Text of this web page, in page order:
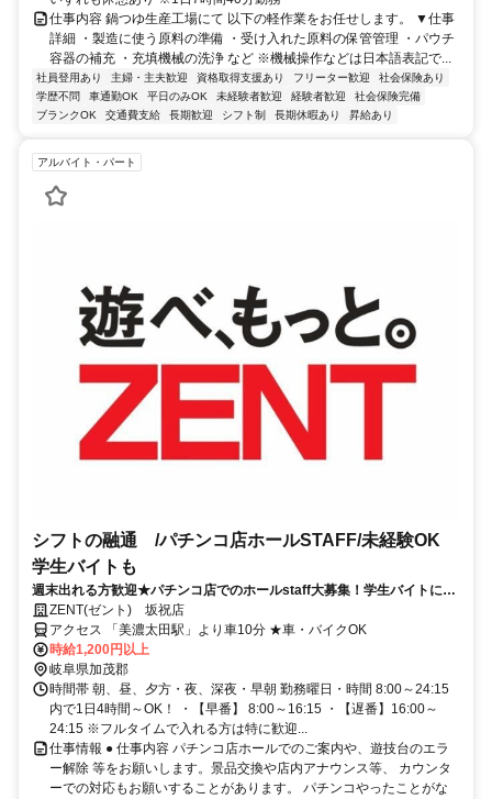
仕事内容 鍋つゆ生産工場にて 以下の軽作業をお任せします。 ▼仕事
詳細 ・製造に使う原料の準備 ・受け入れた原料の保管管理 ・パウチ
容器の補充 ・充填機械の洗浄 など ※機械操作などは日本語表記で...
社員登用あり 主婦・主夫歓迎 資格取得支援あり フリーター歓迎
社会保険あり
学歴不問
車通勤OK 平日のみOK 未経験者歓迎 経験者歓迎
社会保険完備
ブランクOK
交通費支給 長期歓迎 シフト制 長期休暇あり 昇給あり
アルバイト・パート
シフトの融通 /パチンコ店ホールSTAFF/未経験OK
学生バイトも
週末出れる方歓迎★パチンコ店でのホールstaff大募集！学生バイトにピ
ッタリ◎
ZENT(ゼント) 坂祝店
アクセス 「美濃太田駅」より車10分 ★車・バイクOK
時給1,200円以上
岐阜県加茂郡
時間帯 朝、昼、夕方・夜、深夜・早朝 勤務曜日・時間 8:00～24:15
内で1日4時間～OK！ ・【早番】 8:00～16:15 ・【遅番】16:00～
24:15 ※フルタイムで入れる方は特に歓迎...
仕事情報 ● 仕事内容 パチンコ店ホールでのご案内や、遊技台のエラ
ー解除 等をお願いします。景品交換や店内アナウンス等、 カウンタ
ーでの対応もお願いすることがあります。 パチンコやったことがな